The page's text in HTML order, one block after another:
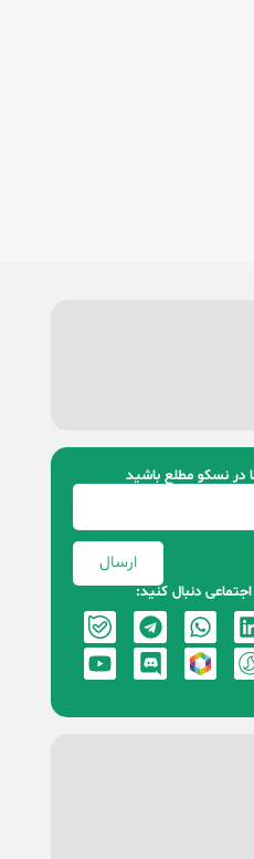
در نسکو مطلع باشید
ارسال
دنبال کنید: